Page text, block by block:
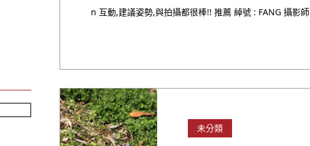
未分類